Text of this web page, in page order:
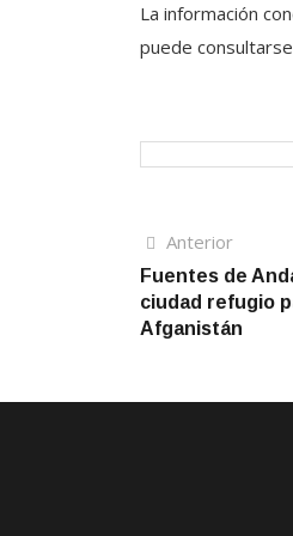
La información
puede
de
entradas
AnteriorArtículo
Fuentes de
ciudad refugio
Afganistán